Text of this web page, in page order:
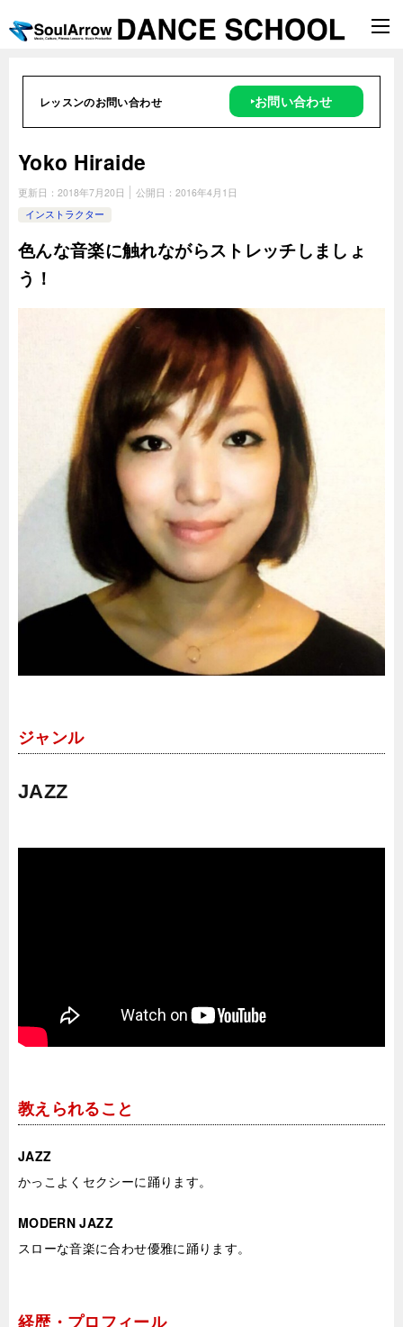
レッスンのお問い合わせ ‣お問い合わせ
Yoko Hiraide
更新日： 2018年7月20日 公開日： 2016年4月1日
インストラクター
色んな音楽に触れながらストレッチしましょ
う！
ジャンル
JAZZ
教えられること
JAZZ
かっこよくセクシーに踊ります。
MODERN JAZZ
スローな音楽に合わせ優雅に踊ります。
経歴・プロフィール